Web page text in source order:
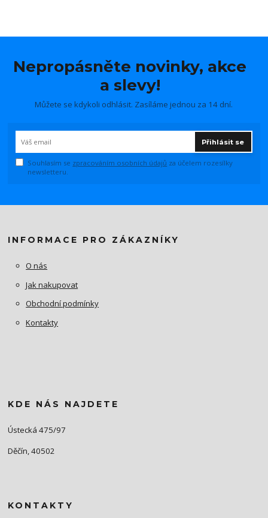
Nepropásněte novinky, akce
a slevy!
Můžete se kdykoli odhlásit. Zasíláme jednou za 14 dní.
Přihlásit se
Souhlasím se zpracováním osobních údajů za účelem rozesílky
newsletteru.
INFORMACE PRO ZÁKAZNÍKY
O nás
Jak nakupovat
Obchodní podmínky
Kontakty
KDE NÁS NAJDETE
Ústecká 475/97
Děčín, 40502
KONTAKTY